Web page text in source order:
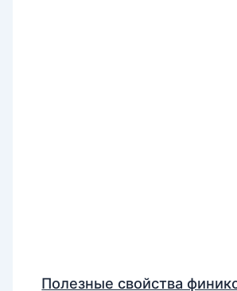
Полезные свойства